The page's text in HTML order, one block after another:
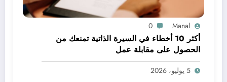
Manal
0
أكثر 10 أخطاء في السيرة الذاتية تمنعك من
الحصول على مقابلة عمل
5 يوليو، 2026